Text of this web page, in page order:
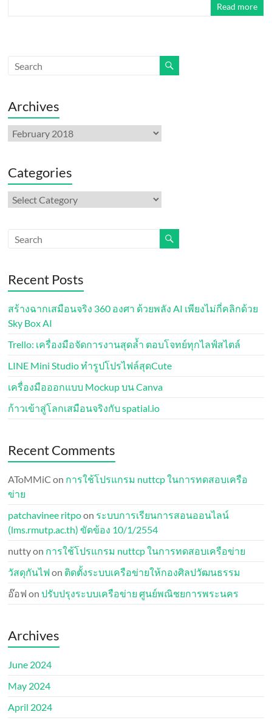
Read more
Archives
Archives
Categories
Categories
Recent Posts
สร้างฉากเสมือนจริง 360 องศา ด้วยพลัง AI เพียงไม่กี่คลิกด้วย
Sky Box AI
Trello: เครื่องมือจัดการงานสุดล้ำ ตอบโจทย์ทุกไลฟ์สไตล์
LINE Mini Studio ทำรูปโปรไฟล์สุดCute
เครื่องมือออกแบบ Mockup บน Canva
ก้าวเข้าสู่โลกเสมือนจริงกับ spatial.io
Recent Comments
AToMMiC on การใช้โปรแกรม nuttcp ในการทดสอบเครือ
ข่าย
patchavinee ritpoon ระบบการเรียนการสอนออนไลน์
(lms.rmutp.ac.th) ขัดข้อง 10/1/2554
nuttyon การใช้โปรแกรม nuttcp ในการทดสอบเครือข่าย
วัสดุกันไฟ on ติดตั้งระบบเครือข่ายให้กองศิลปวัฒนธรรม
อ๊อฟ onปรับปรุงระบบเครือข่าย ศูนย์พณิชยการพระนคร
Archives
June 2024
May 2024
April 2024